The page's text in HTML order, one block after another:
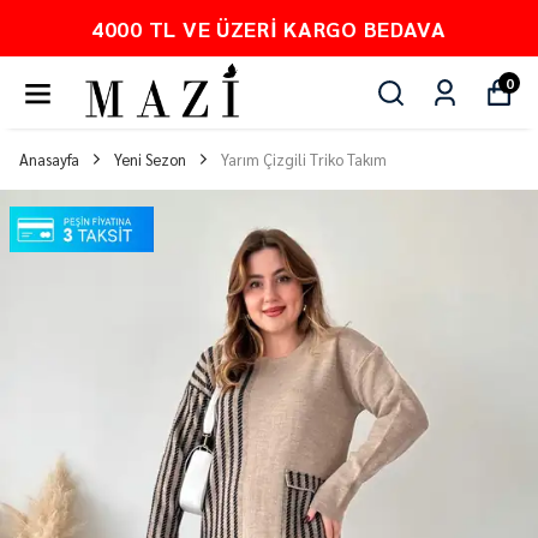
PEŞİN FİYATINA 3 TAKSİT
0
Anasayfa Yeni Sezon Yarım Çizgili Triko Takım